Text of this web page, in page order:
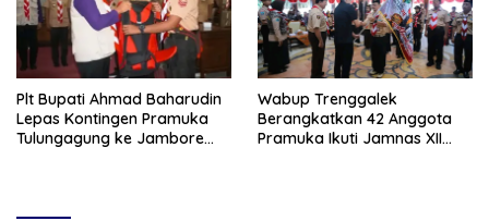
Plt Bupati Ahmad Baharudin
Lepas Kontingen Pramuka
Tulungagung ke Jambore
Wabup Trenggalek
Berangkatkan 42 Anggota
Pramuka Ikuti Jamnas XII